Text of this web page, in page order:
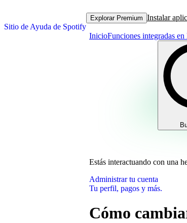
Sitio de Ayuda de Spotify
Explorar Premium Instalar
InicioFunciones integradas
Estás interactuando con una
Administrar tu cuenta
Tu perfil, pagos y más.
Cómo